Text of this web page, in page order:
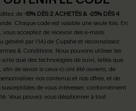
de -15% DÈS 2 ACHETÉS & -25% DÈS 4
Chaque code est valable une seule fois. En
acceptez de recevoir des e-mails
généré par l'IA) de Cupshe et reconnaissez
& Conditions. Nous pouvons utiliser les
que des technologies de suivi, telles que
afin de savoir si ceux-ci ont été ouverts, de
nos contenus et nos offres, et de
de vous intéresser, conformément
. Vous pouvez vous désabonner à tout